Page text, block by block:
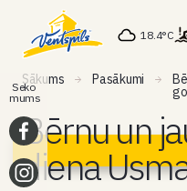
18.4°C
Sākums Pasākumi
Bērnu un
diena
Seko
mums